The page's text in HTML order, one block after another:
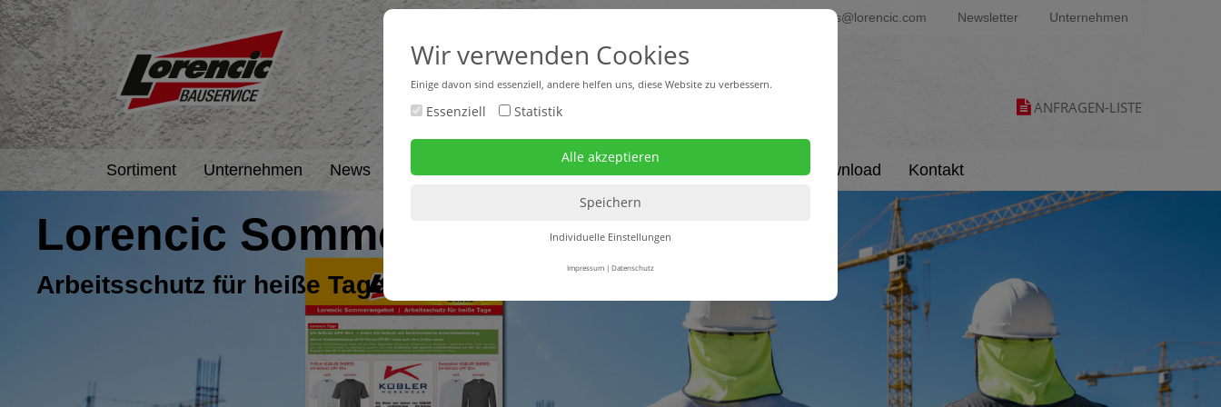
headquarters@lorencic.com Newsletter Unternehmen
ANFRAGEN-LISTE
Sortiment Unternehmen News Abverkauf neu + gebraucht Download Kontakt
Lorencic Sommerangebot
Arbeitsschutz für heiße Tage
Wir verwenden Cookies
Einige davon sind essenziell, andere helfen uns, diese Website zu verbessern.
Essenziell Statistik
Individuelle Einstellungen
Impressum | Datenschutz